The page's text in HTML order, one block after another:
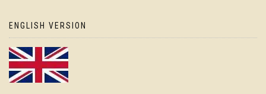
ENGLISH VERSION